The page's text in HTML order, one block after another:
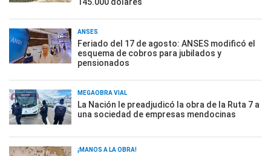
ANSES
Feriado del 17 de agosto: ANSES modificó el
esquema de cobros para jubilados y
pensionados
MEGAOBRA VIAL
La Nación le preadjudicó la obra de la Ruta 7 a
una sociedad de empresas mendocinas
¡MANOS A LA OBRA!